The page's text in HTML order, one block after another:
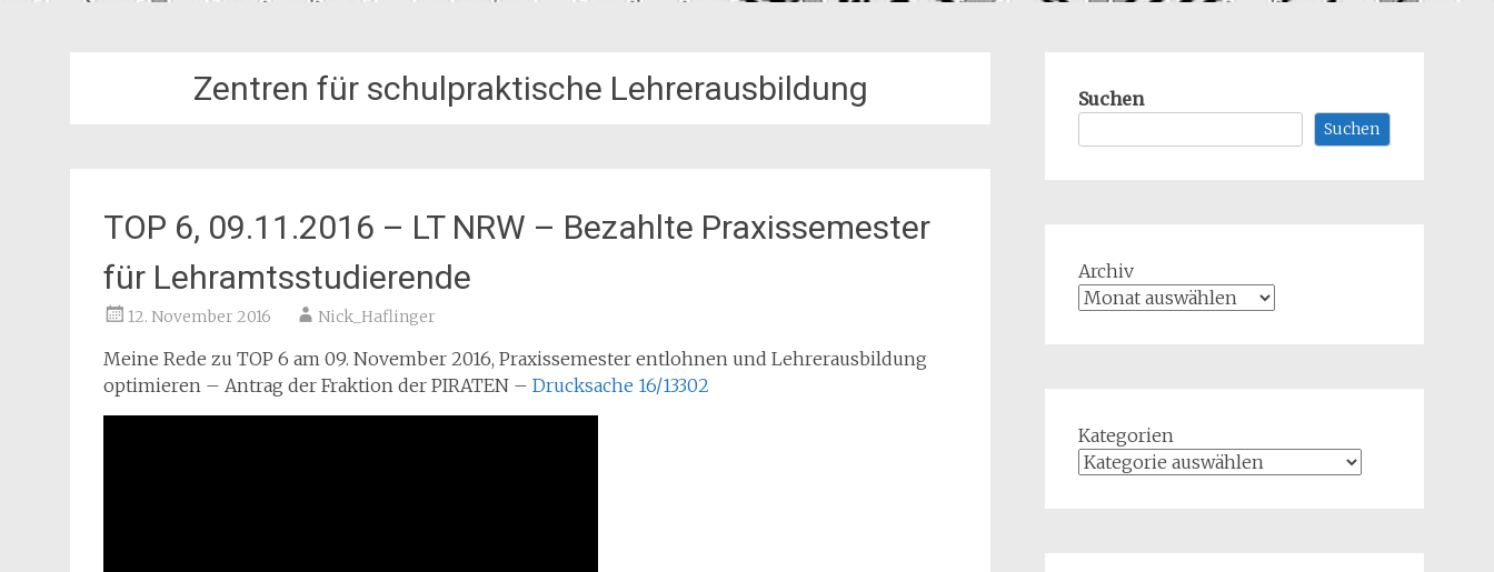
Zentren für schulpraktische Lehrerausbildung
TOP 6, 09.11.2016 – LT NRW – Bezahlte Praxissemester
für Lehramtsstudierende
12. November 2016 Nick_Haflinger
Meine Rede zu TOP 6 am 09. November 2016, Praxissemester entlohnen und Lehrerausbildung
optimieren – Antrag der Fraktion der PIRATEN – Drucksache 16/13302
Suchen
Suchen
Archiv
Kategorien